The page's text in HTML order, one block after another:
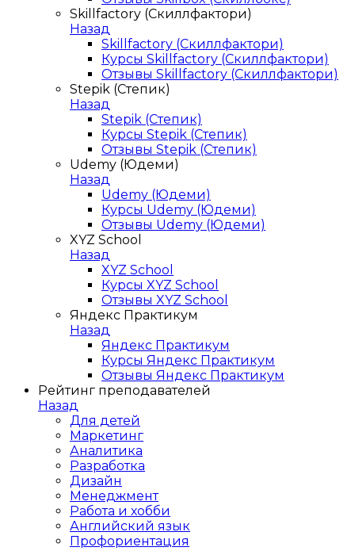
Skillfactory (Скиллфактори)
Назад
Skillfactory (Скиллфактори)
Курсы Skillfactory (Скиллфактори)
Отзывы Skillfactory (Скиллфактори)
Stepik (Степик)
Назад
Stepik (Степик)
Курсы Stepik (Степик)
Отзывы Stepik (Степик)
Udemy (Юдеми)
Назад
Udemy (Юдеми)
Курсы Udemy (Юдеми)
Отзывы Udemy (Юдеми)
XYZ School
Назад
XYZ School
Курсы XYZ School
Отзывы XYZ School
Яндекс Практикум
Назад
Яндекс Практикум
Курсы Яндекс Практикум
Отзывы Яндекс Практикум
Рейтинг преподавателей
Назад
Для детей
Маркетинг
Аналитика
Разработка
Дизайн
Менеджмент
Работа и хобби
Английский язык
Профориентация